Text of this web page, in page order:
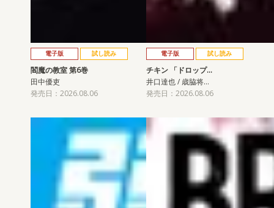
電子版 試し読み
閻魔の教室 第6巻
田中優吏
発売日：2026.08.06
電子版 試し読み
チキン 「ドロップ…
井口達也 / 歳脇将…
発売日：2026.08.06